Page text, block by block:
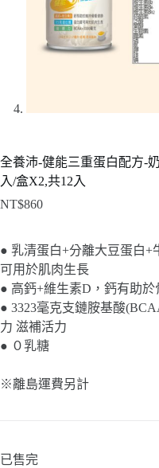
全養沛-健能三重蛋白配方-
入/盒X2,共12入
NT$860
● 乳清蛋白+分離大豆蛋白+
可用於肌肉生長
● 高鈣+維生素D，鈣有助於
● 3323毫克支鏈胺基酸
力 滋補活力
● ０乳糖
※離島運費另計
已售完